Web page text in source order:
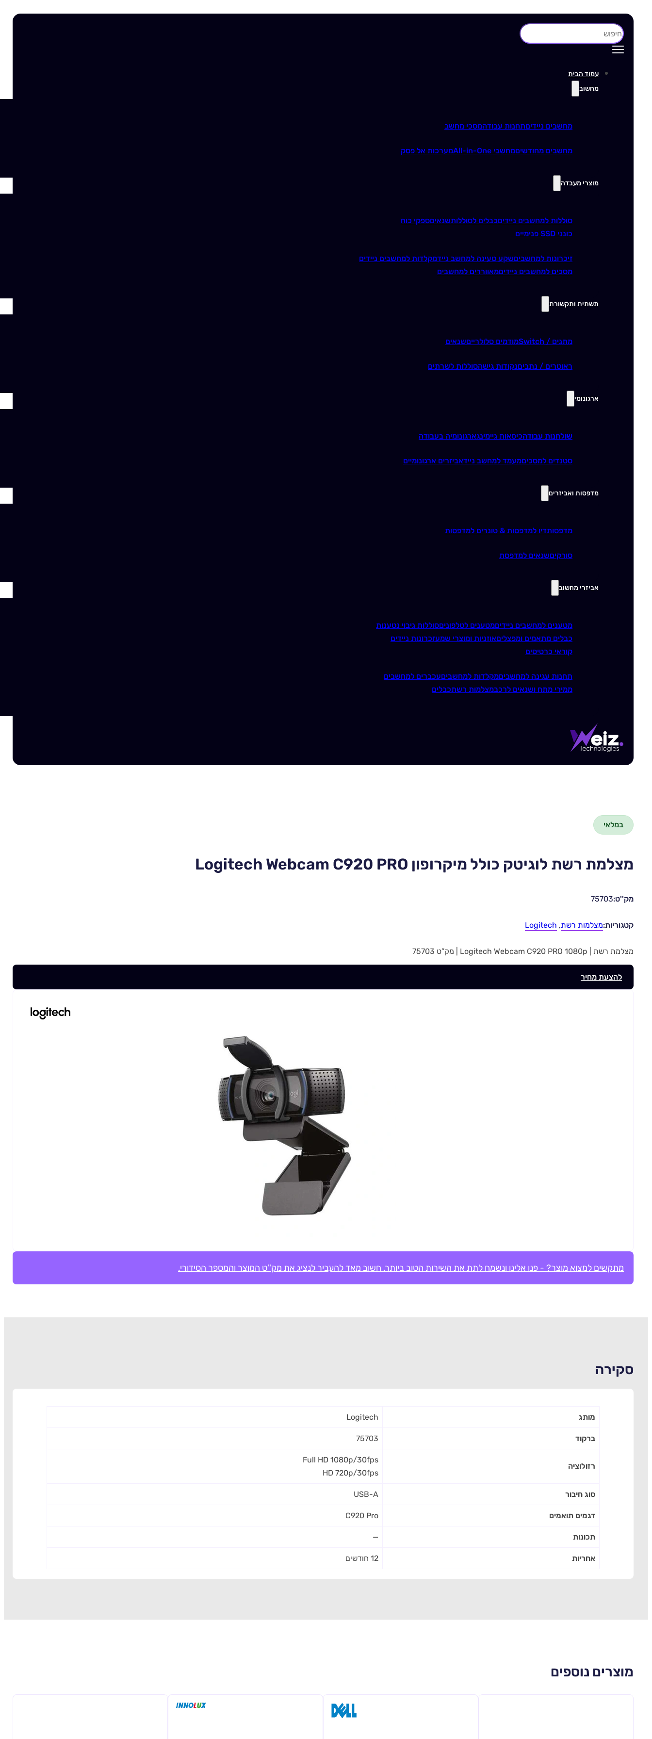
חיפוש
עמוד הבית
מחשוב
מחשבים ניידיםתחנות עבודהמסכי מחשב
מחשבים מחודשיםמחשבי All-in-One מערכות אל פסק
מוצרי מעבדה
סוללות למחשבים ניידיםכבלים לסוללותשנאיםספקי כוח
כונני SSD פנימיים
זיכרונות למחשביםשקע טעינה למחשב ניידמקלדות למחשבים ניידים
מסכים למחשבים ניידיםמאווררים למחשבים
תשתית ותקשורת
מתגים / Switch מודמים סלולרייםשנאים
ראוטרים / נתביםנקודות גישהסוללות לשרתים
ארגונומי
שולחנות עבודהכיסאות גיימינגארגונומיה בעבודה
סטנדים למסכיםמעמד למחשב ניידאביזרים ארגונומיים
מדפסות ואביזרים
מדפסותדיו למדפסות & טונרים למדפסות
סורקיםשנאים למדפסת
אביזרי מחשוב
מטענים למחשבים ניידיםמטענים לטלפוניםסוללות גיבוי נטענות
כבלים מתאמים ומפצליםאוזניות ומוצרי שמעזכרונות ניידים
קוראי כרטיסים
תחנות עגינה למחשביםמקלדות למחשביםעכברים למחשבים
ממירי מתח ושנאים לרכבמצלמות רשתכבלים
במלאי
מצלמת רשת לוגיטק כולל מיקרופון Logitech Webcam C920 PRO
מק''ט:75703
קטגוריות:מצלמות רשת,
Logitech
מצלמת רשת | Logitech Webcam C920 PRO 1080p | מק”ט 75703
להצעת מחיר
מתקשים למצוא מוצר? - פנו אלינו ונשמח לתת את השירות הטוב ביותר. חשוב מאד להעביר לנציג את מק''ט המוצר והמספר הסידורי.
סקירה
מותג Logitech
ברקוד 75703
רזולוציה
Full HD 1080p/30fps
HD 720p/30fps
סוג חיבור USB-A
דגמים תואמים C920 Pro
תכונות —
אחריות 12 חודשים
מוצרים נוספים